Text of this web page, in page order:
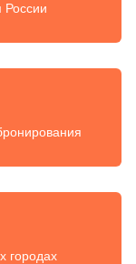
России
городах